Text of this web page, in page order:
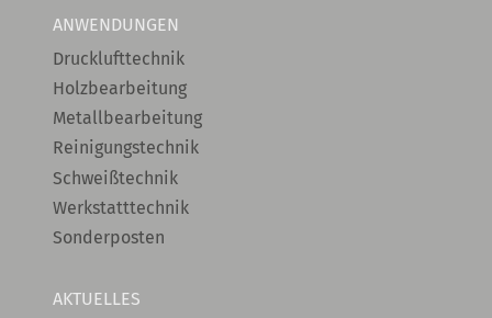
ANWENDUNGEN
Drucklufttechnik
Holzbearbeitung
Metallbearbeitung
Reinigungstechnik
Schweißtechnik
Werkstatttechnik
Sonderposten
AKTUELLES